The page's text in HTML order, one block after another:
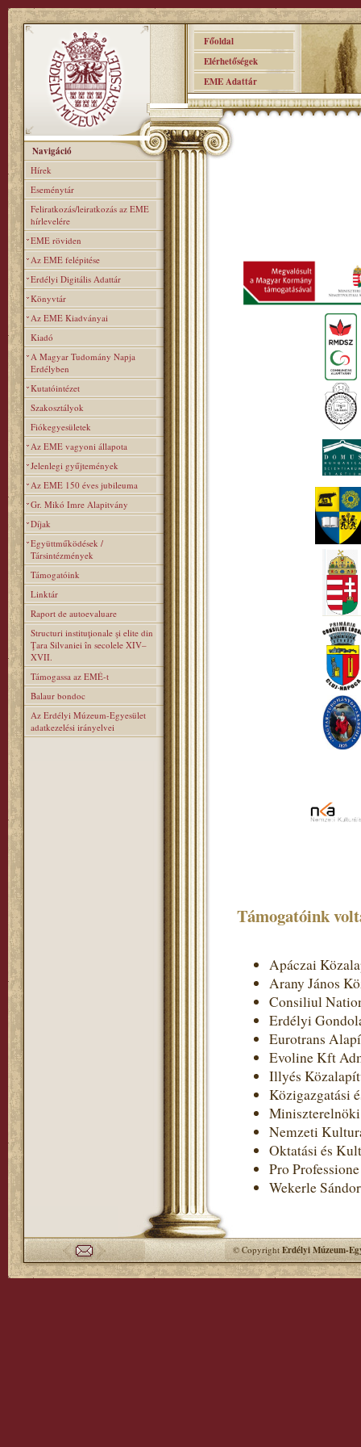
Főoldal
Elérhetőségek
EME Adattár
Navigáció
Hírek
Eseménytár
Feliratkozás/leiratkozás az EME
hírlevelére
EME röviden
Az EME felépitése
Erdélyi Digitális Adattár
Könyvtár
Az EME Kiadványai
Kiadó
A Magyar Tudomány Napja
Erdélyben
Kutatóintézet
Szakosztályok
Fiókegyesületek
Az EME vagyoni állapota
Jelenlegi gyűjtemények
Az EME 150 éves jubileuma
Gr. Mikó Imre Alapitvány
Díjak
Együttműködések /
Társintézmények
Támogatóink
Linktár
Raport de autoevaluare
Structuri instituţionale şi elite din
Ţara Silvaniei în secolele XIV–
XVII.
Támogassa az EMÉ-t
Balaur bondoc
Az Erdélyi Múzeum-Egyesület
adatkezelési irányelvei
Támogatóink
Apáczai
Arany János
Consiliul
Erdélyi
Eurotrans
Evoline Kft
Illyés
Közigazgatási
Nemzeti
Oktatási és
Pro
Wekerle
© CopyrightErdélyi Múzeum-